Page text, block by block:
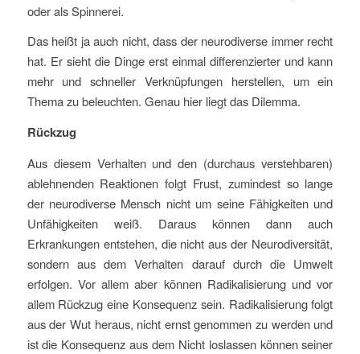
oder als Spinnerei.
Das heißt ja auch nicht, dass der neurodiverse immer recht
hat. Er sieht die Dinge erst einmal differenzierter und kann
mehr und schneller Verknüpfungen herstellen, um ein
Thema zu beleuchten. Genau hier liegt das Dilemma.
Rückzug
Aus diesem Verhalten und den (durchaus verstehbaren)
ablehnenden Reaktionen folgt Frust, zumindest so lange
der neurodiverse Mensch nicht um seine Fähigkeiten und
Unfähigkeiten weiß. Daraus können dann auch
Erkrankungen entstehen, die nicht aus der Neurodiversität,
sondern aus dem Verhalten darauf durch die Umwelt
erfolgen. Vor allem aber können Radikalisierung und vor
allem Rückzug eine Konsequenz sein. Radikalisierung folgt
aus der Wut heraus, nicht ernst genommen zu werden und
ist die Konsequenz aus dem Nicht loslassen können seiner